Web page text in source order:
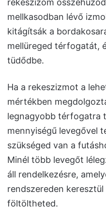
rekeszizom
mellkasodban lévő
kitágítsák a
mellüreged térfogatát,
tüdődbe.
Ha a rekeszizmot a
mértékben
legnagyobb térfogatra
mennyiségű levegővel
szükséged van a
Minél több levegőt
áll rendelkezésre,
rendszereden
föltöltheted.